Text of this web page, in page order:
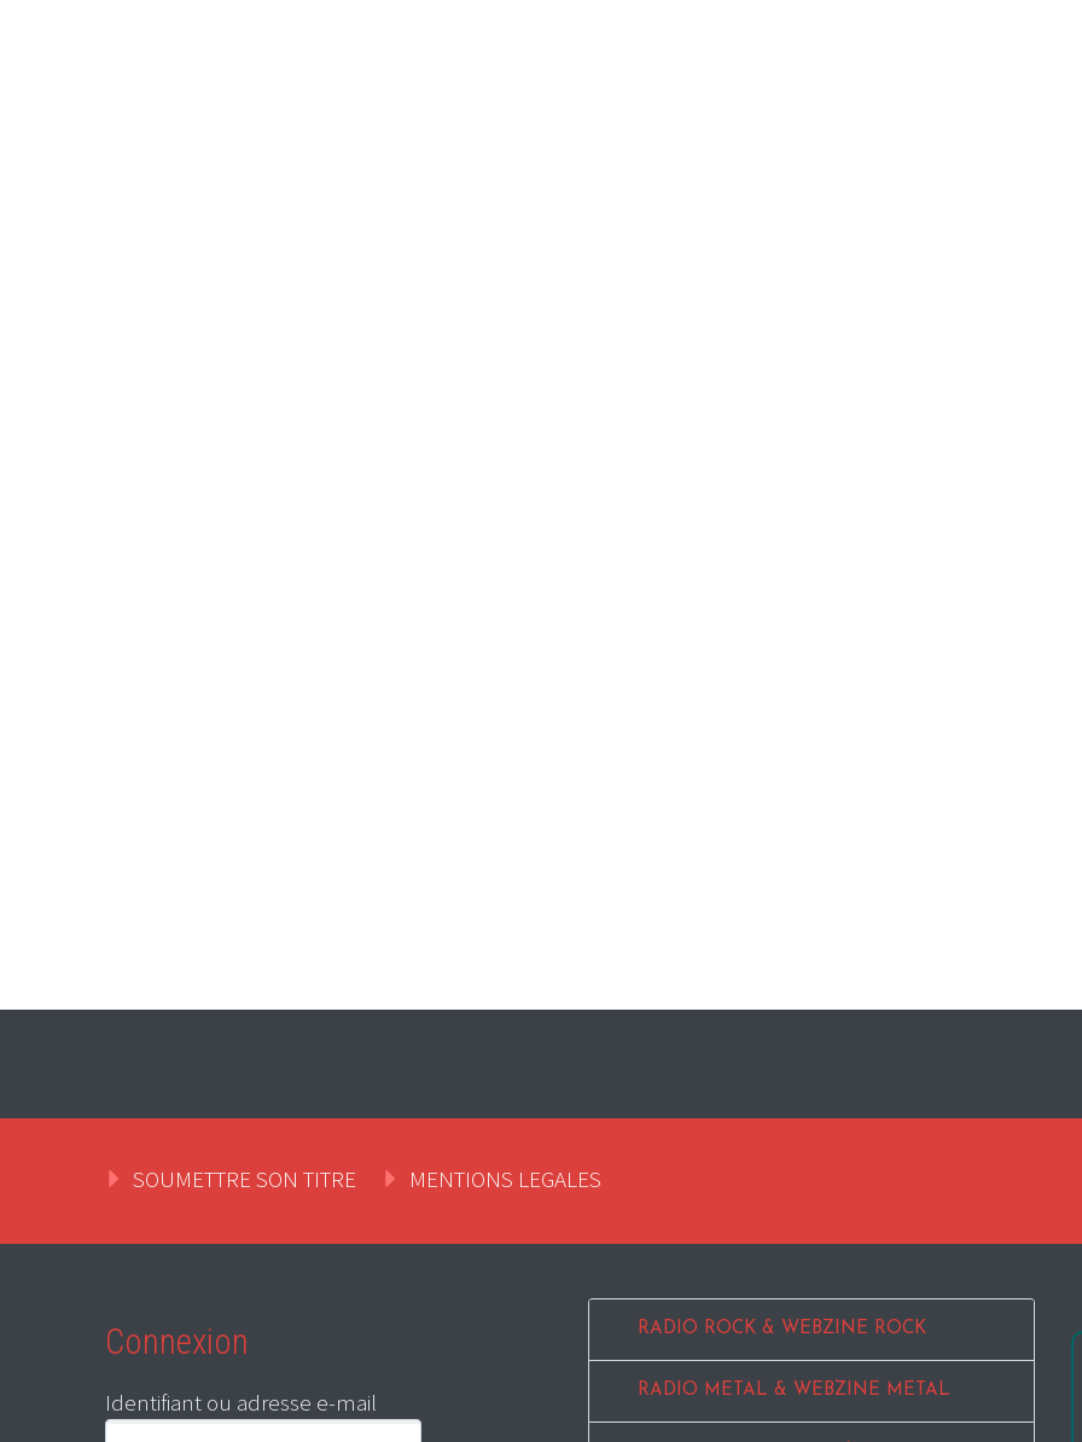
SOUMETTRE SON TITRE MENTIONS LEGALES
Connexion
Identifiant ou adresse e-mail
RADIO ROCK & WEBZINE ROCK
RADIO METAL & WEBZINE METAL